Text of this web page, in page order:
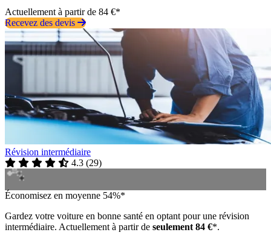
Actuellement à partir de 84 €*
Recevez des devis
Révision intermédiaire
4.3 (29)
Économisez en moyenne 54%*
Gardez votre voiture en bonne santé en optant pour une révision
intermédiaire. Actuellement à partir de seulement 84 €*.